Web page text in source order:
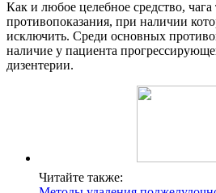
Как и любое целебное средство,
противопоказания, при наличии
исключить. Среди основных
наличие у пациента
дизентерии.
Читайте также: